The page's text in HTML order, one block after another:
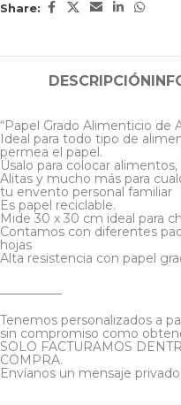
Share:
DESCRIPCIÓN
“Papel Grado Alimenticio de
Ideal para todo tipo de
permea el papel.
Úsalo para colocar
Alitas y mucho más para
tu envento personal familiar
Es papel reciclable.
Mide 30 x 30 cm ideal para
Contamos con diferentes
hojas
Alta resistencia con papel
Tenemos personalizados a
sin compromiso como
SOLO FACTURAMOS
COMPRA.
Envíanos un mensaje